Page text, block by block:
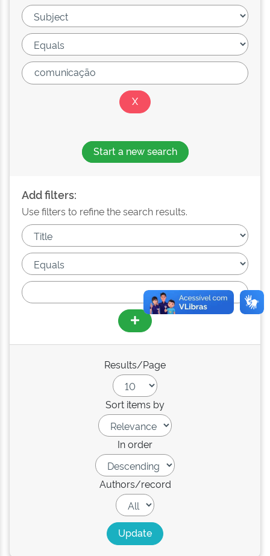
Start a new search
Add filters:
Use filters to refine the search results.
Results/Page
Sort items by
In order
Authors/record